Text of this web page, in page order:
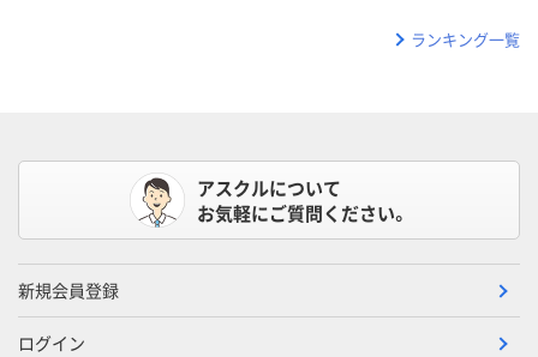
ランキング一覧
アスクルについて
お気軽にご質問ください。
新規会員登録
ログイン